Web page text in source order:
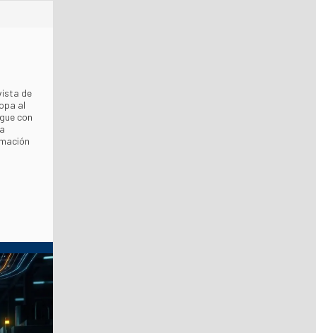
de
al
con